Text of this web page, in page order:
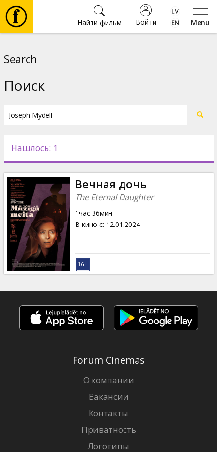
Menu
Войти
Найти фильм
Новости
Подарки
Кинозакуски
B2B
Клуб
Search
Поиск
Нашлось: 1
Вечная дочь
The Eternal Daughter
1час 36мин
В кино с: 12.01.2024
Forum Cinemas
О компании
Вакансии
Контакты
Приватность
Логотипы